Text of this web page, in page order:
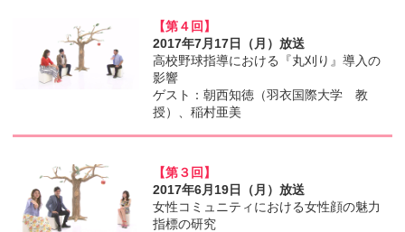
【第４回】
2017年7月17日（月）放送
高校野球指導における『丸刈り』導入の
影響
ゲスト：朝西知徳（羽衣国際大学 教
授）、稲村亜美
【第３回】
2017年6月19日（月）放送
女性コミュニティにおける女性顔の魅力
指標の研究